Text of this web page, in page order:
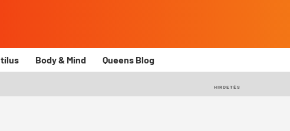
Body & Mind Queens Blog
HIRDETÉS